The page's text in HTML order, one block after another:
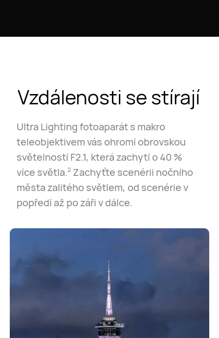
Vzdálenosti se stírají
Ultra Lighting fotoaparát s makro
teleobjektivem vás ohromí obrovskou
světelností F2.1, která zachytí o 40 %
více světla.2Zachyťte scenérii nočního
města zalitého světlem, od scenérie v
popředí až po záři v dálce.